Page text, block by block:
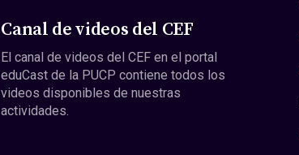
Canal de videos del CEF
El canal de videos del CEF en el portal
eduCast de la PUCP contiene todos los
videos disponibles de nuestras
actividades.